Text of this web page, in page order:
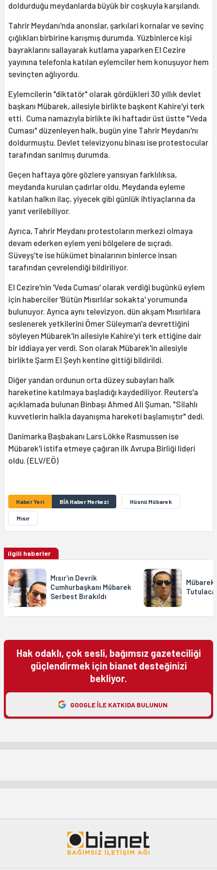
doldurduğu meydanlarda büyük bir coşkuyla karşılandı.
Tahrir Meydanı'nda anonslar, şarkılari kornalar ve sevinç
çığlıkları birbirine karışmış durumda. Yüzbinlerce kişi
bayraklarını sallayarak kutlama yaparken El Cezire
yayınına telefonla katılan eylemciler hem konuşuyor hem
sevinçten ağlıyordu.
Eylemcilerin "diktatör" olarak gördükleri 30 yıllık devlet
başkanı Mübarek, ailesiyle birlikte başkent Kahire'yi terk
etti. Cuma namazıyla birlikte iki haftadır üst üstte "Veda
Cuması" düzenleyen halk, bugün yine Tahrir Meydanı'nı
doldurmuştu. Devlet televizyonu binası ise protestocular
tarafından sarılmış durumda.
Geçen haftaya göre gözlere yansıyan farklılıksa,
meydanda kurulan çadırlar oldu. Meydanda eyleme
katılan halkın ilaç, yiyecek gibi günlük ihtiyaçlarına da
yanıt verilebiliyor.
Ayrıca, Tahrir Meydanı protestoların merkezi olmaya
devam ederken eylem yeni bölgelere de sıçradı.
Süveyş'te ise hükümet binalarının binlerce insan
tarafından çevrelendiği bildiriliyor.
El Cezire'nin 'Veda Cuması' olarak verdiği bugünkü eylem
için haberciler 'Bütün Mısırlılar sokakta' yorumunda
bulunuyor. Ayrıca aynı televizyon, dün akşam Mısırlılara
seslenerek yetkilerini Ömer Süleyman'a devrettiğini
söyleyen Mübarek'in ailesiyle Kahire'yi terk ettiğine dair
bir iddiaya yer verdi. Son olarak Mübarek'in ailesiyle
birlikte Şarm El Şeyh kentine gittiği bildirildi.
Diğer yandan ordunun orta düzey subayları halk
hareketine katılmaya başladığı kaydediliyor. Reuters'a
açıklamada bulunan Binbaşı Ahmed Ali Şuman, "Silahlı
kuvvetlerin halkla dayanışma hareketi başlamıştır" dedi.
Danimarka Başbakanı Lars Lökke Rasmussen ise
Mübarek'i istifa etmeye çağıran ilk Avrupa Birliği lideri
oldu. (ELV/EÖ)
Haber Yeri BİA Haber Merkezi Hüsnü Mübarek
Mısır
ilgili haberler
Mısır'ın Devrik
Cumhurbaşkanı Mübarek
Serbest Bırakıldı
Mübarek
Hak odaklı, çok sesli, bağımsız gazeteciliği
güçlendirmek için bianet desteğinizi
bekliyor.
GOOGLE ILE KATKIDA BULUNUN